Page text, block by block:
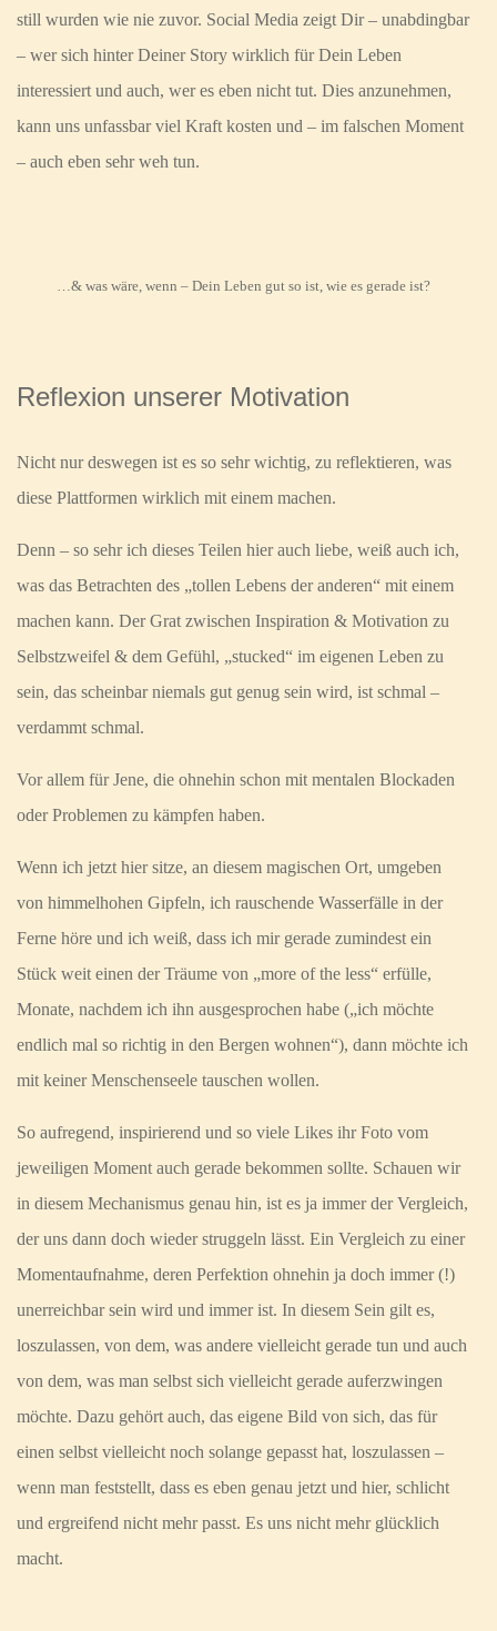
still wurden wie nie zuvor. Social Media zeigt Dir – unabdingbar
– wer sich hinter Deiner Story wirklich für Dein Leben
interessiert und auch, wer es eben nicht tut. Dies anzunehmen,
kann uns unfassbar viel Kraft kosten und – im falschen Moment
– auch eben sehr weh tun.
…& was wäre, wenn – Dein Leben gut so ist, wie es gerade ist?
Reflexion unserer Motivation
Nicht nur deswegen ist es so sehr wichtig, zu reflektieren, was
diese Plattformen wirklich mit einem machen.
Denn – so sehr ich dieses Teilen hier auch liebe, weiß auch ich,
was das Betrachten des „tollen Lebens der anderen“ mit einem
machen kann. Der Grat zwischen Inspiration & Motivation zu
Selbstzweifel & dem Gefühl, „stucked“ im eigenen Leben zu
sein, das scheinbar niemals gut genug sein wird, ist schmal –
verdammt schmal.
Vor allem für Jene, die ohnehin schon mit mentalen Blockaden
oder Problemen zu kämpfen haben.
Wenn ich jetzt hier sitze, an diesem magischen Ort, umgeben
von himmelhohen Gipfeln, ich rauschende Wasserfälle in der
Ferne höre und ich weiß, dass ich mir gerade zumindest ein
Stück weit einen der Träume von „more of the less“ erfülle,
Monate, nachdem ich ihn ausgesprochen habe („ich möchte
endlich mal so richtig in den Bergen wohnen“), dann möchte ich
mit keiner Menschenseele tauschen wollen.
So aufregend, inspirierend und so viele Likes ihr Foto vom
jeweiligen Moment auch gerade bekommen sollte. Schauen wir
in diesem Mechanismus genau hin, ist es ja immer der Vergleich,
der uns dann doch wieder struggeln lässt. Ein Vergleich zu einer
Momentaufnahme, deren Perfektion ohnehin ja doch immer (!)
unerreichbar sein wird und immer ist. In diesem Sein gilt es,
loszulassen, von dem, was andere vielleicht gerade tun und auch
von dem, was man selbst sich vielleicht gerade auferzwingen
möchte. Dazu gehört auch, das eigene Bild von sich, das für
einen selbst vielleicht noch solange gepasst hat, loszulassen –
wenn man feststellt, dass es eben genau jetzt und hier, schlicht
und ergreifend nicht mehr passt. Es uns nicht mehr glücklich
macht.